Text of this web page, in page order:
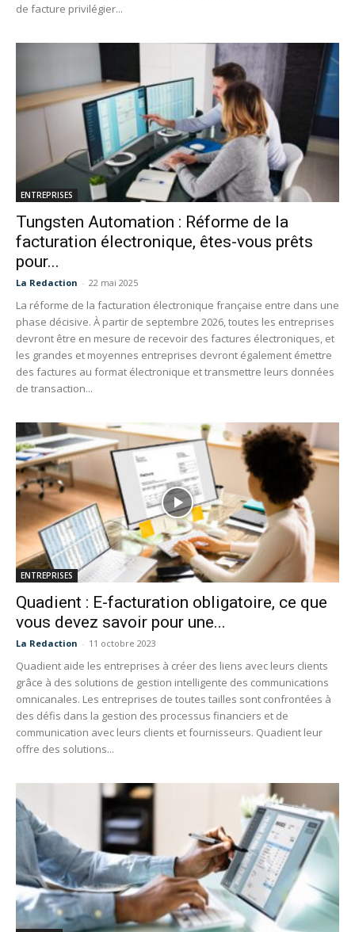
de facture privilégier...
ENTREPRISES
Tungsten Automation : Réforme de la
facturation électronique, êtes-vous prêts
pour...
La Redaction - 22 mai 2025
La réforme de la facturation électronique française entre dans une
phase décisive. À partir de septembre 2026, toutes les entreprises
devront être en mesure de recevoir des factures électroniques, et
les grandes et moyennes entreprises devront également émettre
des factures au format électronique et transmettre leurs données
de transaction...
ENTREPRISES
Quadient : E-facturation obligatoire, ce que
vous devez savoir pour une...
La Redaction - 11 octobre 2023
Quadient aide les entreprises à créer des liens avec leurs clients
grâce à des solutions de gestion intelligente des communications
omnicanales. Les entreprises de toutes tailles sont confrontées à
des défis dans la gestion des processus financiers et de
communication avec leurs clients et fournisseurs. Quadient leur
offre des solutions...